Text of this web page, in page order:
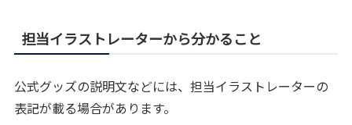
担当イラストレーターから分かること
公式グッズの説明文などには、担当イラストレーターの
表記が載る場合があります。